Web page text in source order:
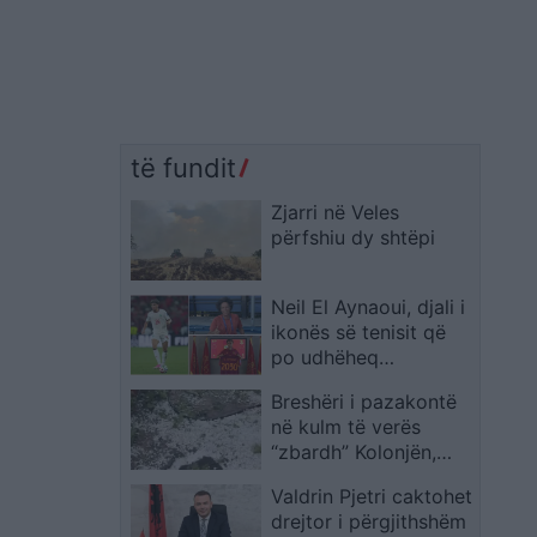
të fundit
Zjarri në Veles
përfshiu dy shtëpi
Neil El Aynaoui, djali i
ikonës së tenisit që
po udhëheq
në Botëror
Breshëri i pazakontë
në kulm të verës
“zbardh” Kolonjën,
vreshtat
Valdrin Pjetri caktohet
drejtor i përgjithshëm